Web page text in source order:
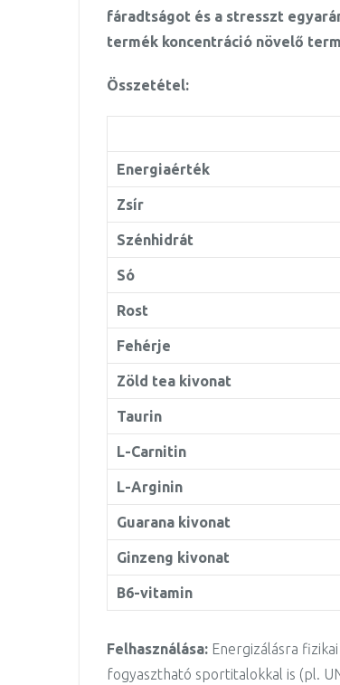
fáradtságot és a stresszt
termék koncentráció növelő
Összetétel:
Energiaérték
Zsír
Szénhidrát
Só
Rost
Fehérje
Zöld tea kivonat
Taurin
L-Carnitin
L-Arginin
Guarana kivonat
Ginzeng kivonat
B6-vitamin
Felhasználása: Energizálásra
fogyasztható sportitalokkal is (pl.